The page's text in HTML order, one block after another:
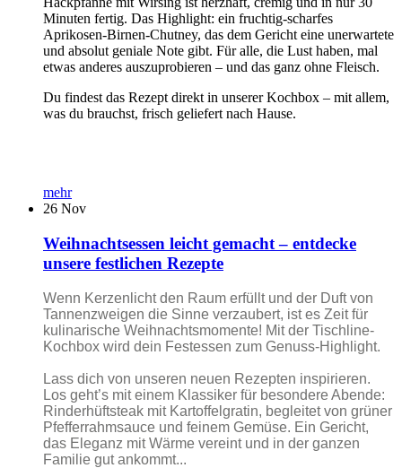
Minuten fertig. Das Highlight: ein fruchtig-scharfes
Aprikosen-Birnen-Chutney, das dem Gericht eine unerwartete
und absolut geniale Note gibt. Für alle, die Lust haben, mal
etwas anderes auszuprobieren – und das ganz ohne Fleisch.
Du findest das Rezept direkt in unserer Kochbox – mit allem,
was du brauchst, frisch geliefert nach Hause.
mehr
26 Nov
Weihnachtsessen leicht gemacht – entdecke
unsere festlichen Rezepte
Wenn Kerzenlicht den Raum erfüllt und der Duft von
Tannenzweigen die Sinne verzaubert, ist es Zeit für
kulinarische Weihnachtsmomente! Mit der Tischline-
Kochbox wird dein Festessen zum Genuss-Highlight.
Lass dich von unseren neuen Rezepten inspirieren.
Los geht’s mit einem Klassiker für besondere Abende:
Rinderhüftsteak mit Kartoffelgratin, begleitet von grüner
Pfefferrahmsauce und feinem Gemüse. Ein Gericht,
das Eleganz mit Wärme vereint und in der ganzen
Familie gut ankommt...